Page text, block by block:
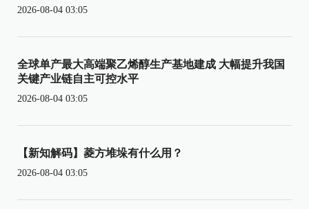
2026-08-04 03:05
全球单产最大高端聚乙烯醇生产基地建成 大幅提升我国
关键产业链自主可控水平
2026-08-04 03:05
【新知解码】菱方堆垛有什么用？
2026-08-04 03:05